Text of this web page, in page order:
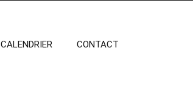
CALENDRIER CONTACT